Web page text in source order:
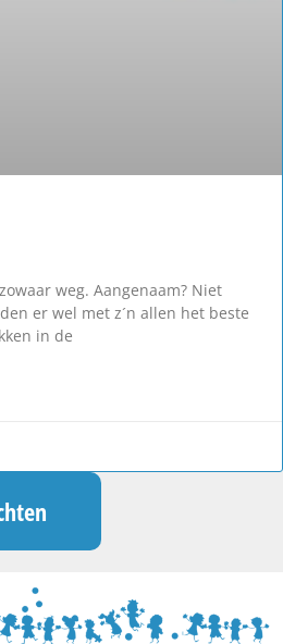
weg. Aangenaam? Niet
er wel met z´n allen het beste
in de